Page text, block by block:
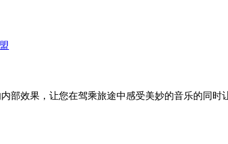
部效果，让您在驾乘旅途中感受美妙的音乐的同时